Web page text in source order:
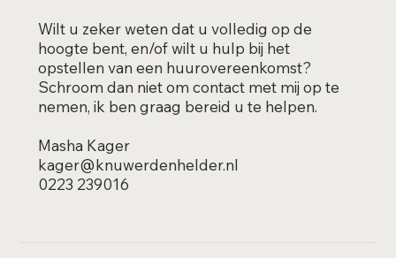
Wilt u zeker weten dat u volledig op de
hoogte bent, en/of wilt u hulp bij het
opstellen van een huurovereenkomst?
Schroom dan niet om contact met mij op te
nemen, ik ben graag bereid u te helpen.
Masha Kager
kager@knuwerdenhelder.nl
0223 239016